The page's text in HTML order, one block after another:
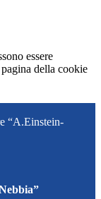
essere
della cookie
“A.Einstein-